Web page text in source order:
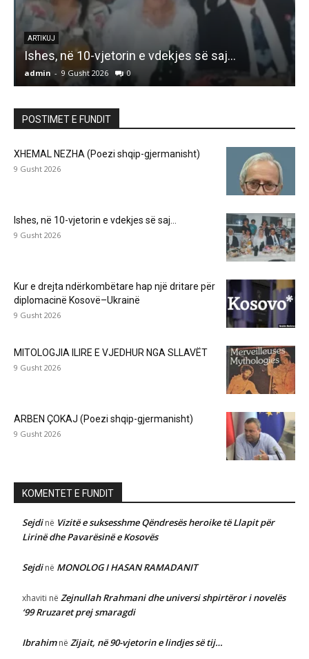
ARTIKUJ
Ishes, në 10-vjetorin e vdekjes së saj…
admin - 9 Gusht 2026 0
POSTIMET E FUNDIT
XHEMAL NEZHA (Poezi shqip-gjermanisht)
9 Gusht 2026
Ishes, në 10-vjetorin e vdekjes së saj…
9 Gusht 2026
Kur e drejta ndërkombëtare hap një dritare për
diplomacinë Kosovë–Ukrainë
9 Gusht 2026
MITOLOGJIA ILIRE E VJEDHUR NGA SLLAVËT
9 Gusht 2026
ARBEN ÇOKAJ (Poezi shqip-gjermanisht)
9 Gusht 2026
KOMENTET E FUNDIT
Sejdinë Vizitë e suksesshme Qëndresës heroike të Llapit për
Lirinë dhe Pavarësinë e Kosovës
Sejdinë MONOLOG I HASAN RAMADANIT
xhaviti në Zejnullah Rrahmani dhe universi shpirtëror i novelës
‘99 Rruzaret prej smaragdi
Ibrahimnë Zijait, në 90-vjetorin e lindjes së tij…